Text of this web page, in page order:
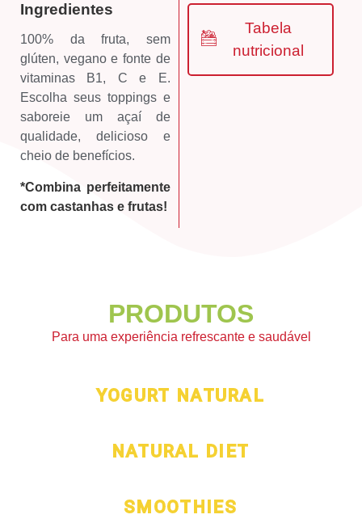
Ingredientes
100% da fruta, sem
glúten, vegano e fonte de
vitaminas B1, C e E.
Escolha seus toppings e
saboreie um açaí de
qualidade, delicioso e
cheio de benefícios.
*Combina perfeitamente
com castanhas e frutas!
Tabela
nutricional
PRODUTOS
Para uma experiência refrescante e saudável
YOGURT NATURAL
NATURAL DIET
SMOOTHIES